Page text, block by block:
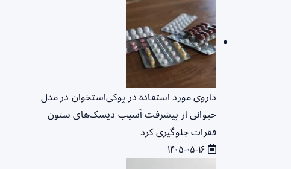
داروی مورد استفاده در پوکی‌استخوان در مدل
حیوانی از پیشرفت آسیب دیسک‌های ستون
فقرات جلوگیری کرد